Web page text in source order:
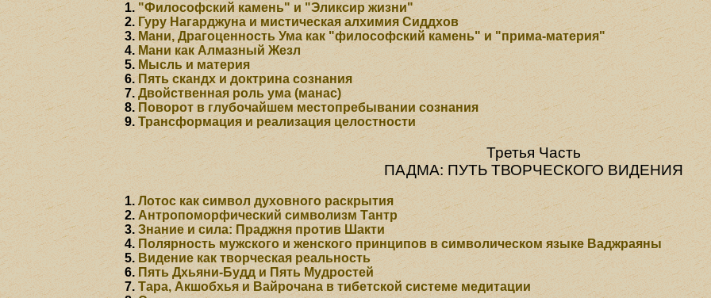
"Философский камень" и "Эликсир жизни"
Гуру Нагарджуна и мистическая алхимия Сиддхов
Мани, Драгоценность Ума как "философский камень" и "прима-материя"
Мани как Алмазный Жезл
Мысль и материя
Пять скандх и доктрина сознания
Двойственная роль ума (манас)
Поворот в глубочайшем местопребывании сознания
Трансформация и реализация целостности
Третья Часть
ПАДМА: ПУТЬ ТВОРЧЕСКОГО ВИДЕНИЯ
Лотос как символ духовного раскрытия
Антропоморфический символизм Тантр
Знание и сила: Праджня против Шакти
Полярность мужского и женского принципов в символическом языке Ваджраяны
Видение как творческая реальность
Пять Дхьяни-Будд и Пять Мудростей
Тара, Акшобхья и Вайрочана в тибетской системе медитации